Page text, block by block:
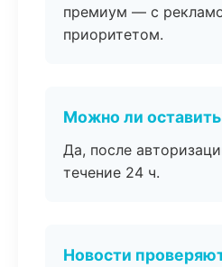
премиум — с
приоритетом.
Можно ли
Да, после
течение 24 ч.
Новости